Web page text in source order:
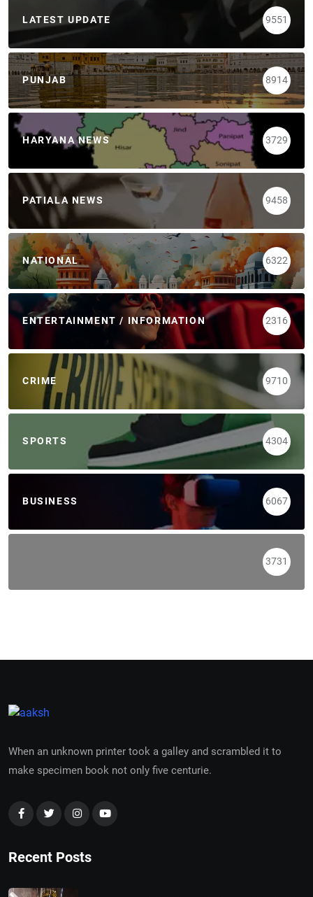
LATEST UPDATE 9551
PUNJAB 8914
HARYANA NEWS 3729
PATIALA NEWS 9458
NATIONAL 6322
ENTERTAINMENT / INFORMATION 2316
CRIME 9710
SPORTS 4304
BUSINESS 6067
3731
When an unknown printer took a galley and scrambled it to
make specimen book not only five centurie.
Recent Posts